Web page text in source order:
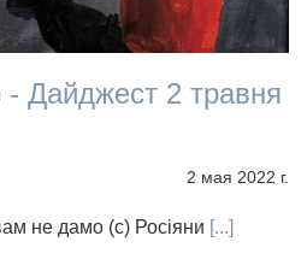
Дайджест 2 травня
2 мая 2022 г.
не дамо (с) Росіяни [...]